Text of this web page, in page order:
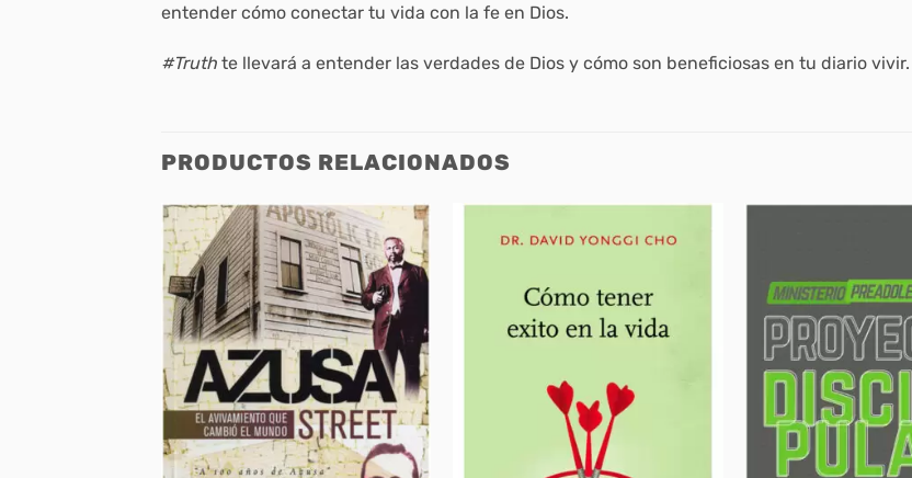
entender cómo conectar tu vida con la fe en Dios.
#Truth te llevará a entender las verdades de Dios y cómo son beneficiosas en tu diario vivir.
PRODUCTOS RELACIONADOS